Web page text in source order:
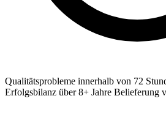
Qualitätsprobleme innerhalb von 72
Erfolgsbilanz über 8+ Jahre Belieferung